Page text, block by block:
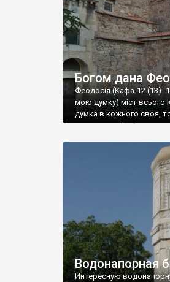
Богом дана
Феодосія (Кафа-12 (13) -
мою думку) міст всього
думка в кожного своя,
запрошую відвідати це
Водонапорная
Интересную